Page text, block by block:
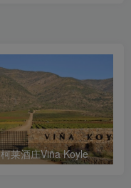
柯莱酒庄Viña Koyle